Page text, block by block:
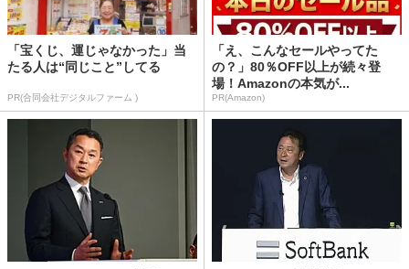
「宝くじ、運じゃなかった」当
たる人は“同じこと”してる
PR(合同会社デジタルファーム )
「え、こんなセールやってた
の？」80％OFF以上が続々登
場！Amazonの本気が...
PR(Amazon)